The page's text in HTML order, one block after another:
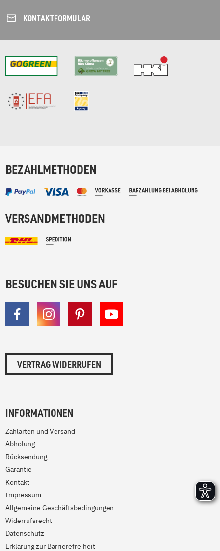
KONTAKT­FORMULAR
BEZAHLMETHODEN
VERSANDMETHODEN
BESUCHEN SIE UNS AUF
VERTRAG WIDERRUFEN
INFORMATIONEN
Zahlarten und Versand
Abholung
Rücksendung
Garantie
Kontakt
Impressum
Allgemeine Geschäftsbedingungen
Widerrufsrecht
Datenschutz
Erklärung zur Barrierefreiheit